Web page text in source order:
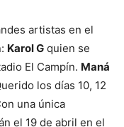
artistas en el
Karol G quien se
El Campín. Maná
los días 10, 12
una única
el 19 de abril en el